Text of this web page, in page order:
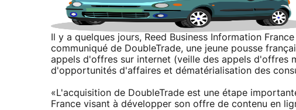
Il y a quelques jours, Reed Business Information
communiqué de DoubleTrade, une jeune pousse
appels d'offres sur internet (veille des appels d'offres
d'opportunités d'affaires et dématérialisation des
«L'acquisition de DoubleTrade est une étape
France visant à développer son offre de contenu en